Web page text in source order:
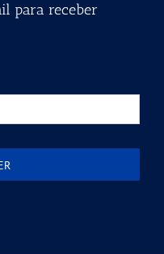
para receber